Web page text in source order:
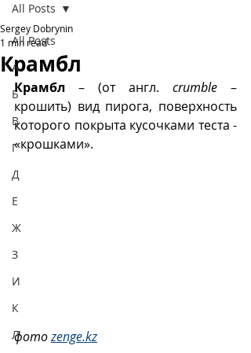
All Posts
А
Б
В
Г
Д
Е
Ж
З
И
К
Л
All Posts
Крамбл
Sergey Dobrynin
1 min read
Крамбл – (от англ. crumble –
крошить) вид пирога, поверхность
которого покрыта кусочками теста -
«крошками».
фото zenge.kz